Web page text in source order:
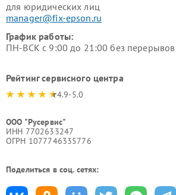
для юридических лиц
manager@fix-epson.ru
График работы:
ПН-ВСК с 9:00 до 21:00 без
Рейтинг сервисного центра
4.9-5.0
ООО "Русервис"
ИНН 7702633247
ОГРН 1077746335776
Поделиться в соц. сетях: